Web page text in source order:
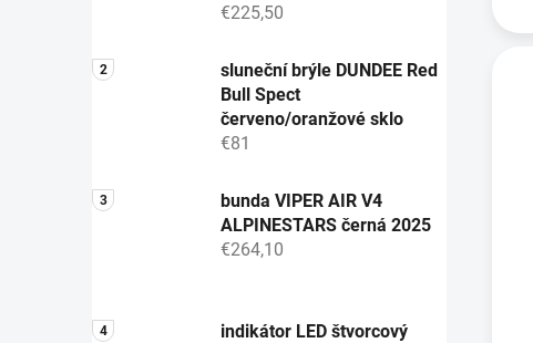
€225,50
sluneční brýle DUNDEE Red
Bull Spect
červeno/oranžové sklo
€81
bunda VIPER AIR V4
ALPINESTARS černá 2025
€264,10
indikátor LED štvorcový